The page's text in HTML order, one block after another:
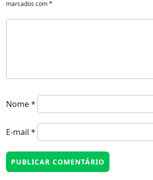
marcados com*
Nome*
E-mail *